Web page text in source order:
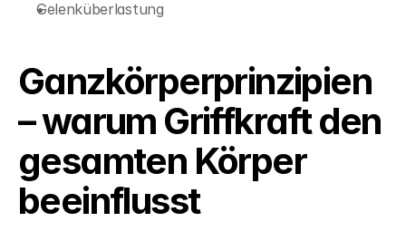
Gelenküberlastung
Ganzkörperprinzipien
– warum Griffkraft den
gesamten Körper
beeinflusst